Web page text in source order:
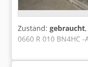
Zustand: gebraucht
0660 R 010 BN4HC